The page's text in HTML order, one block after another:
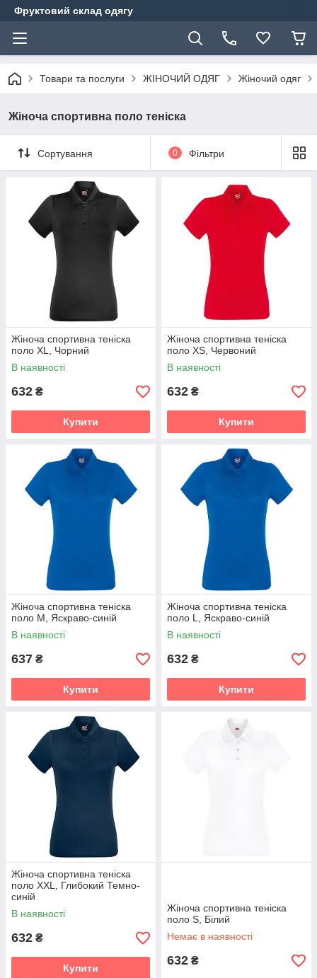
Фруктовий склад одягу
Товари та послуги ЖІНОЧИЙ ОДЯГ Жіночий одяг
Жіноча спортивна поло теніска
Сортування 0 Фільтри
Жіноча спортивна теніска
поло XL, Чорний
В наявності
632 ₴
Купити
Жіноча спортивна теніска
поло XS, Червоний
В наявності
632 ₴
Купити
Жіноча спортивна теніска
поло M, Яскраво-синій
В наявності
637 ₴
Купити
Жіноча спортивна теніска
поло L, Яскраво-синій
В наявності
632 ₴
Купити
Жіноча спортивна теніска
поло XXL, Глибокий Темно-
синій
В наявності
632 ₴
Купити
Жіноча спортивна теніска
поло S, Білий
Немає в наявності
632 ₴